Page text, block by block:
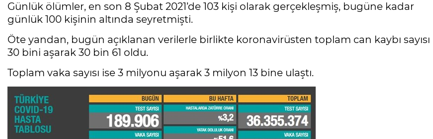
Günlük ölümler, en son 8 Şubat 2021’de 103 kişi olarak gerçekleşmiş, bugüne kadar
günlük 100 kişinin altında seyretmişti.
Öte yandan, bugün açıklanan verilerle birlikte koronavirüsten toplam can kaybı sayısı
30 bini aşarak 30 bin 61 oldu.
Toplam vaka sayısı ise 3 milyonu aşarak 3 milyon 13 bine ulaştı.